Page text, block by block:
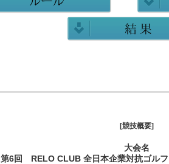
[競技概要]
大会名
第6回 RELO CLUB 全日本企業対抗ゴル